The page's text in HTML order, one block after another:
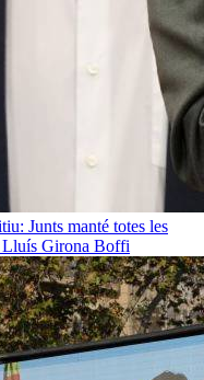
Junts manté totes les
Lluís Girona Boffi